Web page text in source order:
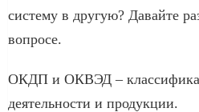
систему в другую? Давайте
вопросе.
ОКДП и ОКВЭД –
деятельности и продукции.